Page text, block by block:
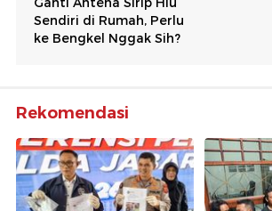
Rekomendasi